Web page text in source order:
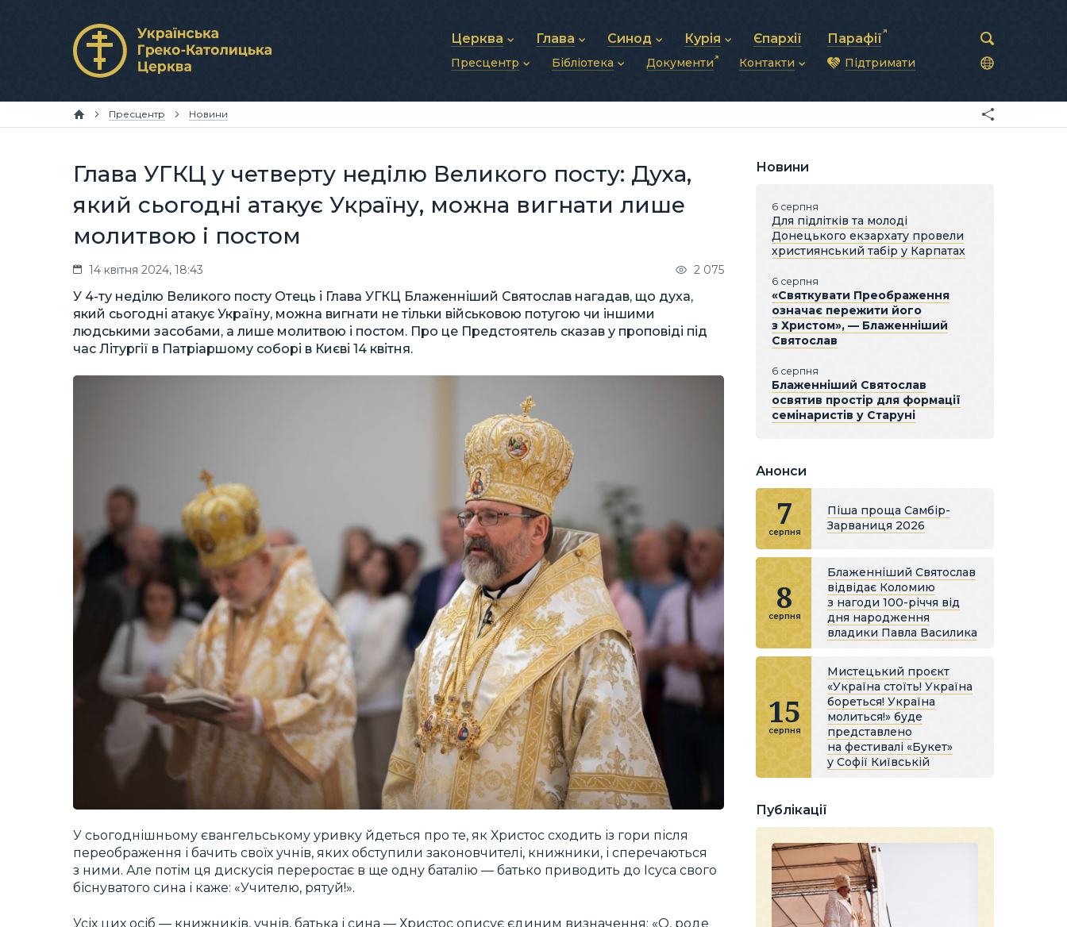
Церква
Про УГКЦ
Структура УГКЦ
Глава
Блаженніший Святослав
Фотографії
Синод
Синод Єпископів
Митрополичі Синоди
Курія
Душпастирська рада
Зв’язки та комунікації
Єпархії Парафії
Пресцентр
Публікації
Фото та відео
Бібліотека
Молитви
Документи Контакти
Синоди Єпископів
Патріарша курія
Підтримати
Пресцентр Новини
Глава УГКЦ у четверту неділю Великого посту: Духа,
який сьогодні атакує Україну, можна вигнати лише
молитвою і постом
14 квітня 2024, 18:43 2 075
У 4-ту неділю Великого посту Отець і Глава УГКЦ Блаженніший Святослав нагадав, що духа,
який сьогодні атакує Україну, можна вигнати не тільки військовою потугою чи іншими
людськими засобами, а лише молитвою і постом. Про це Предстоятель сказав у проповіді під
час Літургії в Патріаршому соборі в Києві 14 квітня.
У сьогоднішньому євангельському уривку йдеться про те, як Христос сходить із гори після
переображення і бачить своїх учнів, яких обступили законовчителі, книжники, і сперечаються
з ними. Але потім ця дискусія переростає в ще одну баталію — батько приводить до Ісуса свого
біснуватого сина і каже: «Учителю, рятуй!».
Усіх цих осіб — книжників, учнів, батька і сина — Христос описує єдиним визначення: «О, роде
Новини
6 серпня
Для підлітків та молоді
Донецького екзархату провели
християнський табір у Карпатах
6 серпня
«Святкувати Преображення
означає пережити його
з Христом», — Блаженніший
Святослав
6 серпня
Блаженніший Святослав
освятив простір для формації
семінаристів у Старуні
Анонси
7
серпня
Піша проща Самбір-
Зарваниця 2026
8
серпня
Блаженніший Святослав
відвідає Коломию
з нагоди 100-річчя від
дня народження
владики Павла Василика
15
серпня
Мистецький проєкт
«Україна стоїть! Україна
бореться! Україна
молиться!» буде
представлено
на фестивалі «Букет»
у Софії Київській
Публікації